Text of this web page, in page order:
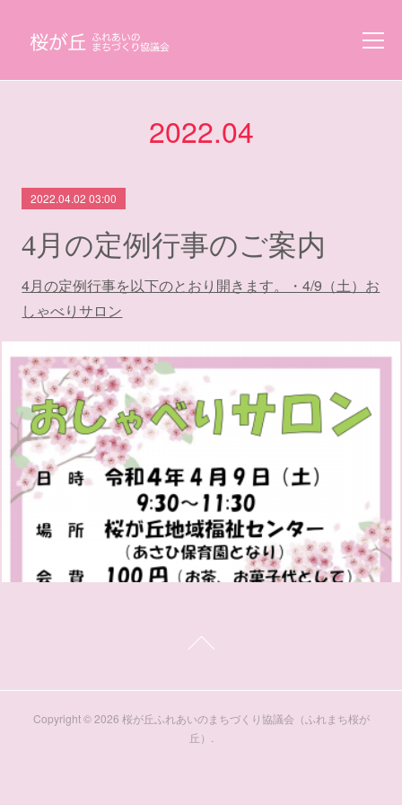
2022.04
2022.04.02 03:00
4月の定例行事のご案内
4月の定例行事を以下のとおり開きます。・4/9（土）お
しゃべりサロン
Copyright ©2026 桜が丘ふれあいのまちづくり協議会（ふれまち桜が
丘）